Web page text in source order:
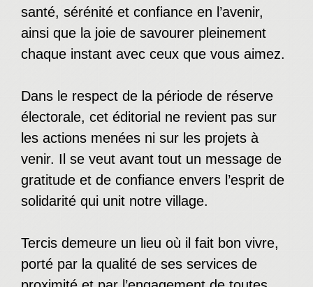
santé, sérénité et confiance en l’avenir,
ainsi que la joie de savourer pleinement
chaque instant avec ceux que vous aimez.
Dans le respect de la période de réserve
électorale, cet éditorial ne revient pas sur
les actions menées ni sur les projets à
venir. Il se veut avant tout un message de
gratitude et de confiance envers l’esprit de
solidarité qui unit notre village.
Tercis demeure un lieu où il fait bon vivre,
porté par la qualité de ses services de